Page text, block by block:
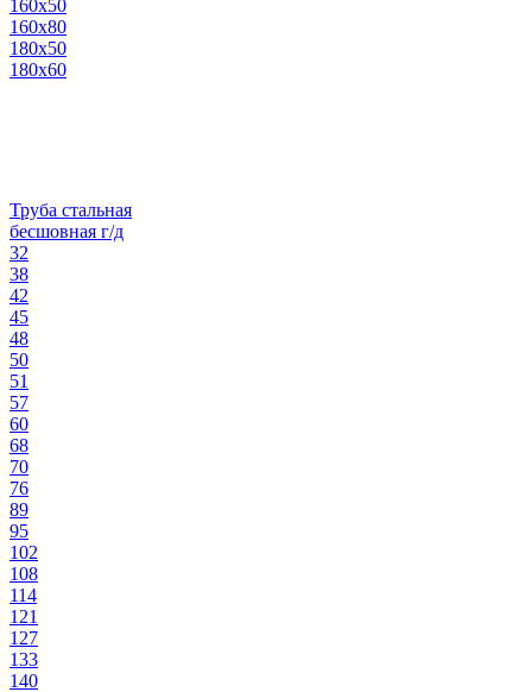
160х50
160х80
180х50
180х60
Труба стальная
бесшовная г/д
32
38
42
45
48
50
51
57
60
68
70
76
89
95
102
108
114
121
127
133
140